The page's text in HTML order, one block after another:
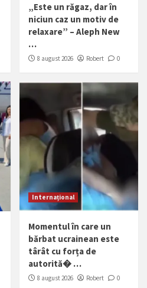
„Este un răgaz, dar în
niciun caz un motiv de
relaxare” – Aleph New
…
8 august 2026 Robert 0
Internațional
Momentul în care un
bărbat ucrainean este
târât cu forța de
autorită� …
8 august 2026 Robert 0